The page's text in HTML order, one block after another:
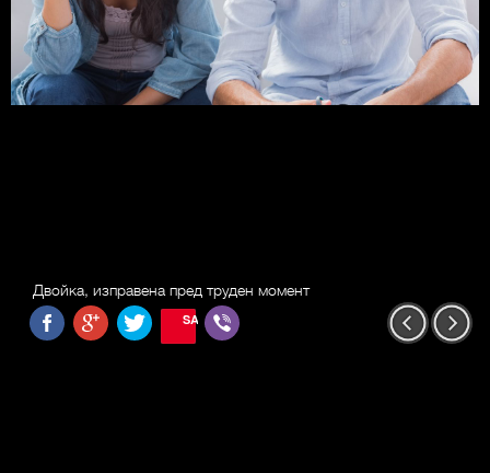
Двойка, изправена пред труден момент
SAVE